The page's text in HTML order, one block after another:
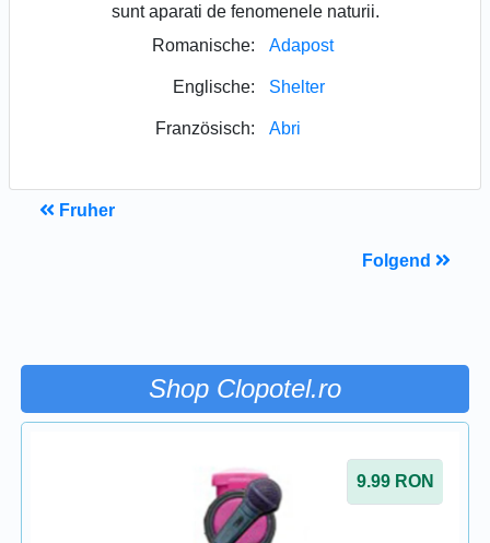
sunt aparati de fenomenele naturii.
Romanische:
Adapost
Englische: Shelter
Französisch: Abri
Fruher
Folgend
Shop Clopotel.ro
9.99 RON